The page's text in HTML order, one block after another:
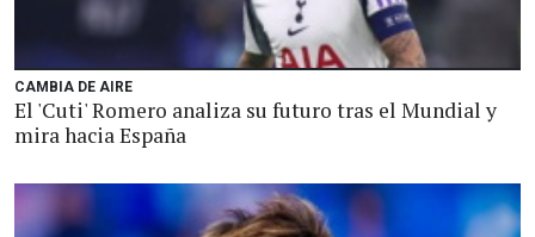
CAMBIA DE AIRE
El 'Cuti' Romero analiza su futuro tras el Mundial y
mira hacia España